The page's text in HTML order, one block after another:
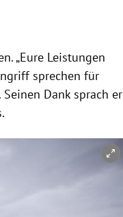
„Eure Leistungen
sprechen für
Seinen Dank sprach er